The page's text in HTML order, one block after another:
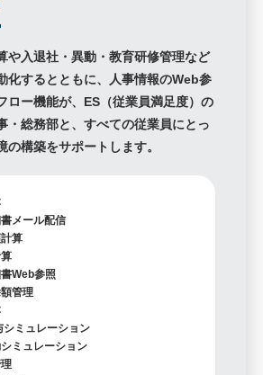
や入退社・異動・教育研修管理など
化するとともに、人事情報のWeb参
ロー機能が、ES（従業員満足度）の
・総務部と、すべての従業員にとっ
の構築をサポートします。
メール配信
算
Web参照
管理
シミュレーション
ミュレーション